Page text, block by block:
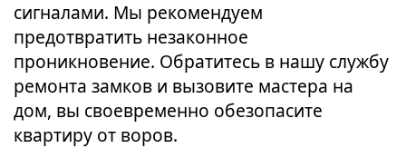
сигналами. Мы рекомендуем
предотвратить незаконное
проникновение. Обратитесь в нашу службу
ремонта замков и вызовите мастера на
дом, вы своевременно обезопасите
квартиру от воров.